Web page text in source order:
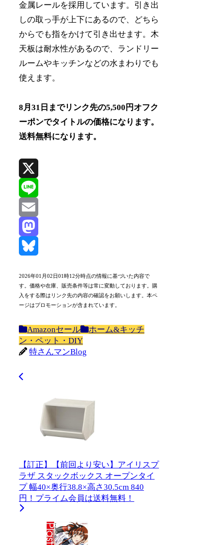
金属レールを採用しています。引き出
しの取っ手が上下にあるので、どちら
からでも指をかけて引き出せます。木
天板は耐水性があるので、ランドリー
ルームやキッチンなどの水まわりでも
使えます。
8月31日までリンク先の5,500円オフク
ーポンでタイトルの価格になります。
送料無料になります。
X
Line
Email
Mastodon
2026年01月02日01時12分時点の情報に基づいた内容で
す。価格や在庫、販売条件等は常に変動しております。購
入をする際はリンク先の内容の確認をお願いします。本ペ
ージはプロモーションが含まれています。
Amazonセール
ホーム&キッチ
ン・ペット・DIY
特さんマンBlog
【訂正】【前回より安い】アイリスプ
ラザ スタックボックス オープンタイ
プ 幅40×奥行38.8×高さ30.5cm 840
円！プライム会員は送料無料！